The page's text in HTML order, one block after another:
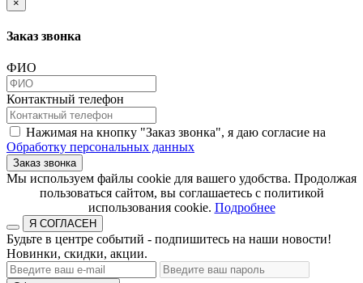
×
Заказ звонка
ФИО
Контактный телефон
Нажимая на кнопку "Заказ звонка", я даю согласие на
Обработку персональных данных
Заказ звонка
​​​​​​​Мы используем файлы cookie для вашего удобства. Продолжая
пользоваться сайтом, вы соглашаетесь с политикой
использования cookie.​​​​​​​ Подробнее
Я СОГЛАСЕН
Будьте в центре событий - подпишитесь на наши новости!
Новинки, скидки, акции.